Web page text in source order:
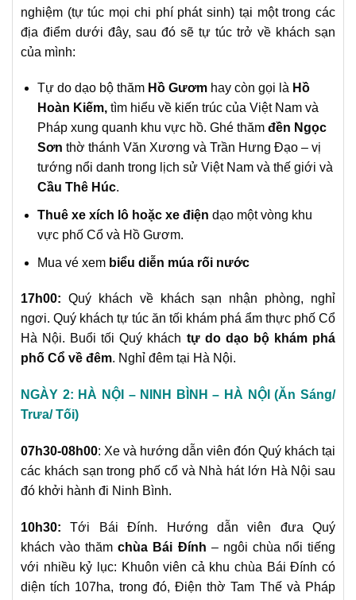
nghiệm (tự túc mọi chi phí phát sinh) tại một trong các
địa điểm dưới đây, sau đó sẽ tự túc trở về khách sạn
của mình:
Tự do dạo bộ thăm Hồ Gươmhay còn gọi là Hồ
Hoàn Kiếm, tìm hiểu về kiến trúc của Việt Nam và
Pháp xung quanh khu vực hồ. Ghé thăm đền Ngọc
Sơn thờ thánh Văn Xương và Trần Hưng Đạo – vị
tướng nổi danh trong lịch sử Việt Nam và thế giới và
Cầu Thê Húc.
Thuê xe xích lô hoặc xe điện dạo một vòng khu
vực phố Cổ và Hồ Gươm.
Mua vé xem biểu diễn múa rối nước
17h00: Quý khách về khách sạn nhận phòng, nghỉ
ngơi. Quý khách tự túc ăn tối khám phá ẩm thực phố Cổ
Hà Nội. Buổi tối Quý khách tự do dạo bộ khám phá
phố Cổ về đêm. Nghỉ đêm tại Hà Nội.
NGÀY 2: HÀ NỘI – NINH BÌNH – HÀ NỘI (Ăn Sáng/
Trưa/ Tối)
07h30-08h00: Xe và hướng dẫn viên đón Quý khách tại
các khách sạn trong phố cổ và Nhà hát lớn Hà Nội sau
đó khởi hành đi Ninh Bình.
10h30: Tới Bái Đính. Hướng dẫn viên đưa Quý
khách vào thăm chùa Bái Đính – ngôi chùa nổi tiếng
với nhiều kỷ lục: Khuôn viên cả khu chùa Bái Đính có
diện tích 107ha, trong đó, Điện thờ Tam Thế và Pháp